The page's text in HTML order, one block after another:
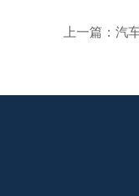
上一篇： 汽